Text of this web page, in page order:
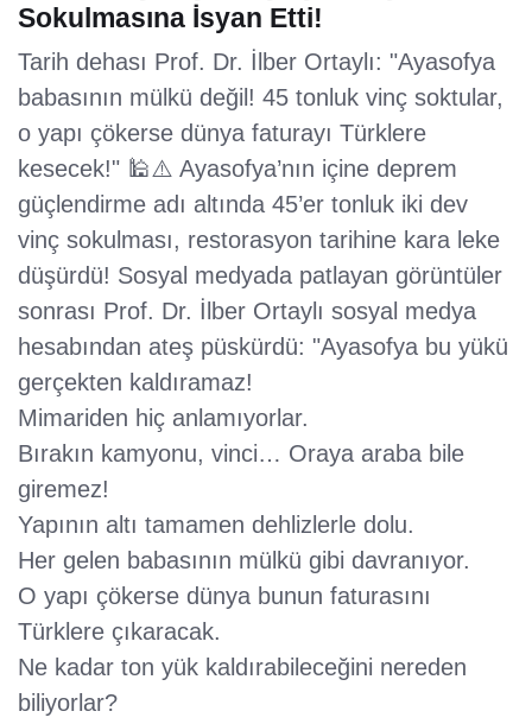
Sokulmasına İsyan Etti!
Tarih dehası Prof. Dr. İlber Ortaylı: "Ayasofya
babasının mülkü değil! 45 tonluk vinç soktular,
o yapı çökerse dünya faturayı Türklere
kesecek!" 🕌⚠️ Ayasofya’nın içine deprem
güçlendirme adı altında 45’er tonluk iki dev
vinç sokulması, restorasyon tarihine kara leke
düşürdü! Sosyal medyada patlayan görüntüler
sonrası Prof. Dr. İlber Ortaylı sosyal medya
hesabından ateş püskürdü: "Ayasofya bu yükü
gerçekten kaldıramaz!
Mimariden hiç anlamıyorlar.
Bırakın kamyonu, vinci… Oraya araba bile
giremez!
Yapının altı tamamen dehlizlerle dolu.
Her gelen babasının mülkü gibi davranıyor.
O yapı çökerse dünya bunun faturasını
Türklere çıkaracak.
Ne kadar ton yük kaldırabileceğini nereden
biliyorlar?